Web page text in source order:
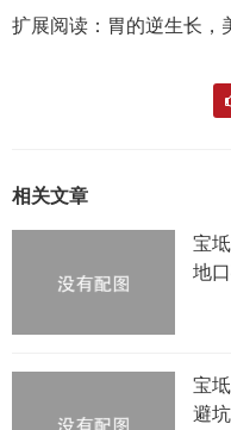
扩展阅读：胃的逆生长，
相关文章
宝
地
宝
避